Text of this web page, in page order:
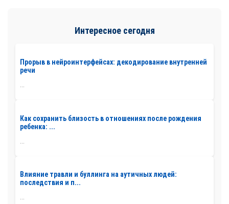
Интересное сегодня
Прорыв в нейроинтерфейсах: декодирование внутренней
речи
Как сохранить близость в отношениях после рождения
ребенка: ...
Влияние травли и буллинга на аутичных людей:
последствия и п...
...